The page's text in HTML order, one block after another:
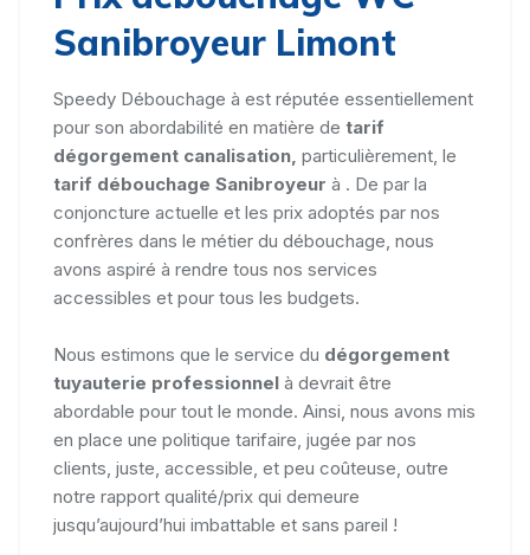
Sanibroyeur Limont
Speedy Débouchage à est réputée essentiellement
pour son abordabilité en matière de tarif
dégorgement canalisation, particulièrement, le
tarif débouchage Sanibroyeur à . De par la
conjoncture actuelle et les prix adoptés par nos
confrères dans le métier du débouchage, nous
avons aspiré à rendre tous nos services
accessibles et pour tous les budgets.
Nous estimons que le service du dégorgement
tuyauterie professionnel à devrait être
abordable pour tout le monde. Ainsi, nous avons mis
en place une politique tarifaire, jugée par nos
clients, juste, accessible, et peu coûteuse, outre
notre rapport qualité/prix qui demeure
jusqu’aujourd’hui imbattable et sans pareil !